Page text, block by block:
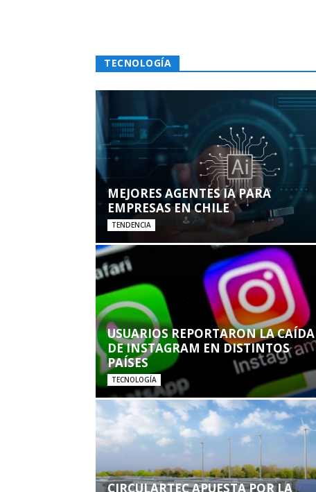
TECNOLOGÍA
MEJORES AGENTES IA PARA
EMPRESAS EN CHILE
TENDENCIA
USUARIOS REPORTARON LA CAÍDA
DE INSTAGRAM EN DISTINTOS
PAÍSES
TECNOLOGÍA
CIRCULARTEC APUESTA POR LA